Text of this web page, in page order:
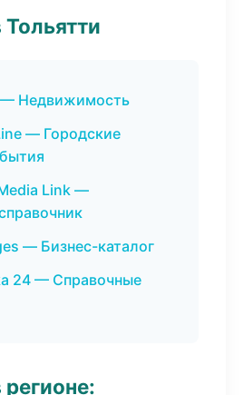
Недвижимость
— Городские
Link —
— Бизнес-каталог
24 — Справочные